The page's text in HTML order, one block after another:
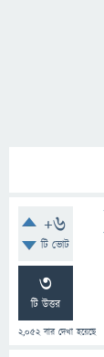
+6
টি ভোট
3
টি উত্তর
2,052বার দেখা হয়েছে